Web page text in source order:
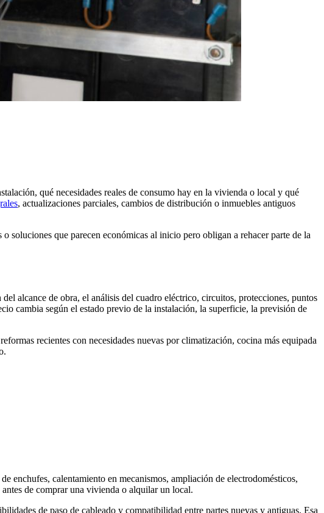
qué necesidades reales de consumo hay en la vivienda o local y qué
, actualizaciones parciales, cambios de distribución o inmuebles antiguos
soluciones que parecen económicas al inicio pero obligan a rehacer parte de la
alcance de obra, el análisis del cuadro eléctrico, circuitos, protecciones, puntos
cambia según el estado previo de la instalación, la superficie, la previsión de
recientes con necesidades nuevas por climatización, cocina más equipada
enchufes, calentamiento en mecanismos, ampliación de electrodomésticos,
de comprar una vivienda o alquilar un local.
de paso de cableado y compatibilidad entre partes nuevas y antiguas. Esa